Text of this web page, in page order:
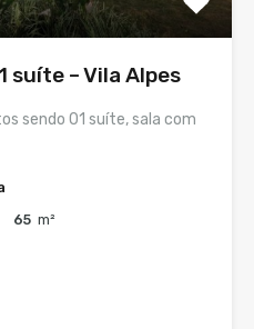
suíte – Vila Alpes
sendo 01 suíte, sala com
65 m²